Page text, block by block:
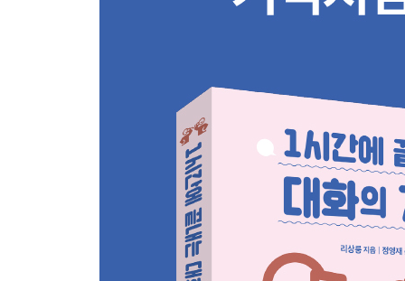
질문이 효과적인 대화를 이끈다
연설할 기회가 온다면 잡아라
연설의 요령을 알면 쉽다
PART 4 말에는 보이지 않는 힘이 있다
언어의 뜻을 이해하면 말이 풍부해진다
말이 생각을 결정한다
외국어는 사고의 확장을 돕는다
스토리텔링 능력이 요구되는 시대이다